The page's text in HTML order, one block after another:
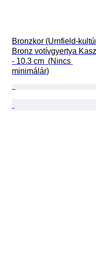
Bronzkor (Urnfield-
Bronz votívgyertya
- 10.3 cm  (Nincs
minimálár)